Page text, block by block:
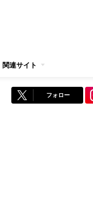
関連サイト
フォロー